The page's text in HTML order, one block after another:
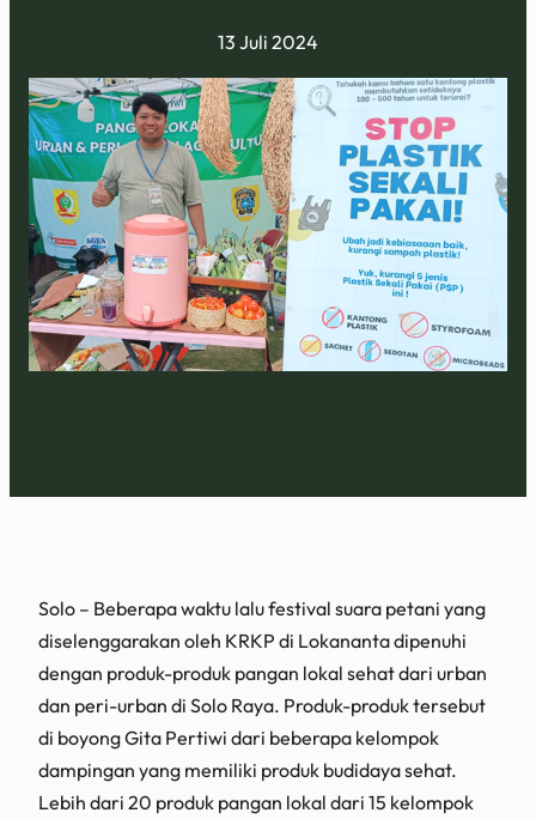
13 Juli 2024
Solo – Beberapa waktu lalu festival suara petani yang
diselenggarakan oleh KRKP di Lokananta dipenuhi
dengan produk-produk pangan lokal sehat dari urban
dan peri-urban di Solo Raya. Produk-produk tersebut
di boyong Gita Pertiwi dari beberapa kelompok
dampingan yang memiliki produk budidaya sehat.
Lebih dari 20 produk pangan lokal dari 15 kelompok